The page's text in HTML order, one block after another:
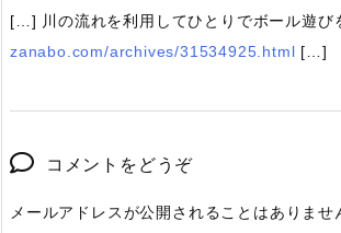
[…] 川の流れを利用してひとりでボール遊び
zanabo.com/archives/31534925.html […]
コメントをどうぞ
メールアドレスが公開されることはありませ